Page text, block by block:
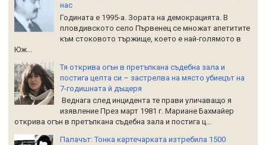
нас
Годината е 1995-а. Зората на демокрацията. В
пловдивското село Първенец се множат апетитите
към стоковото тържище, което е най-голямото в
Юж...
Тя открива огън в претъпкана съдебна зала и
постига целта си – застрелва на място убиецът на
7-годишната й дъщеря
Веднага след инцидента те прави уличаващо я
изявление През март 1981 г. Мариане Бахмайер
открива огън в претъпкана съдебна зала и постига ц...
Палачът: Тонка картечарката изтребила 1500